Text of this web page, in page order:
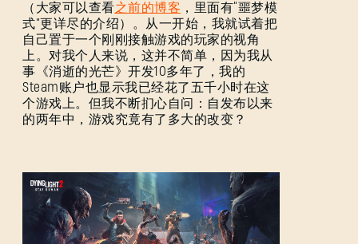
（大家可以查看之前的博客 ，里面有“噩梦模
式”更详尽的介绍）。从一开始，我就试着把
自己置于一个刚刚接触游戏的玩家的视角
上。对我个人来说，这并不简单，因为我从
事《消逝的光芒》开发10多年了，我的
Steam账户也显示我已经花了五千小时在这
个游戏上。但我不断扪心自问：自发布以来
的两年中，游戏究竟有了多大的改变？